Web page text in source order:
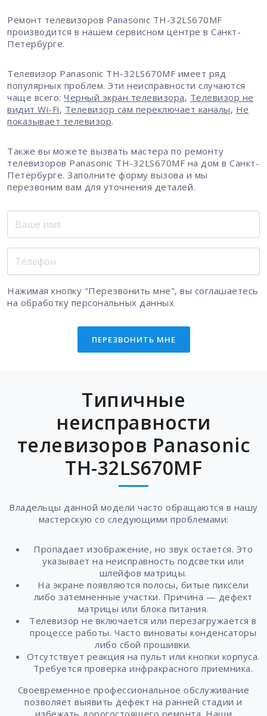
Ремонт телевизоров Panasonic TH-32LS670MF
производится в нашем сервисном центре в Санкт-
Петербурге.
Телевизор Panasonic TH-32LS670MF имеет ряд
популярных проблем. Эти неисправности случаются
чаще всего: Черный экран телевизора, Телевизор не
видит Wi-Fi, Телевизор сам переключает каналы, Не
показывает телевизор.
Также вы можете вызвать мастера по ремонту
телевизоров Panasonic TH-32LS670MF на дом в Санкт-
Петербурге. Заполните форму вызова и мы
перезвоним вам для уточнения деталей.
Нажимая кнопку "Перезвонить мне", вы соглашаетесь
на обработку персональных данных
ПЕРЕЗВОНИТЬ МНЕ
Типичные
неисправности
телевизоров Panasonic
TH-32LS670MF
Владельцы данной модели часто обращаются в нашу
мастерскую со следующими проблемами:
Пропадает изображение, но звук остается. Это
указывает на неисправность подсветки или
шлейфов матрицы.
На экране появляются полосы, битые пиксели
либо затемненные участки. Причина — дефект
матрицы или блока питания.
Телевизор не включается или перезагружается в
процессе работы. Часто виноваты конденсаторы
либо сбой прошивки.
Отсутствует реакция на пульт или кнопки корпуса.
Требуется проверка инфракрасного приемника.
Своевременное профессиональное обслуживание
позволяет выявить дефект на ранней стадии и